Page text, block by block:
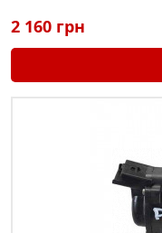
2 160 грн